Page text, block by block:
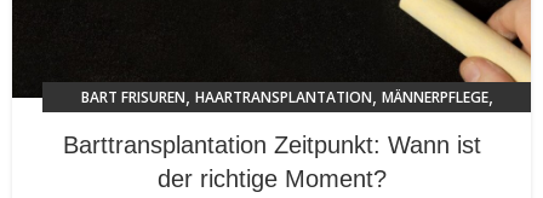
BART FRISUREN, HAARTRANSPLANTATION, MÄNNERPFLEGE,
Barttransplantation Zeitpunkt: Wann ist
der richtige Moment?